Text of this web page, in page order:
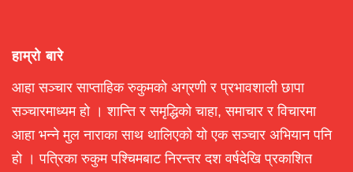
हाम्रो बारे
आहा सञ्चार साप्ताहिक रुकुमको अग्रणी र प्रभावशाली छापा
सञ्चारमाध्यम हो । शान्ति र समृद्धिको चाहा, समाचार र विचारमा
आहा भन्ने मुल नाराका साथ थालिएको यो एक सञ्चार अभियान पनि
हो । पत्रिका रुकुम पश्चिमबाट निरन्तर दश वर्षदेखि प्रकाशित